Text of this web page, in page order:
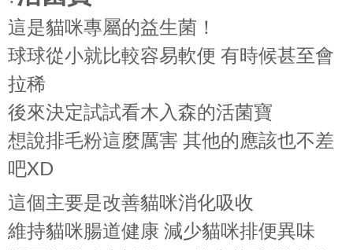
這是貓咪專屬的益生菌！
球球從小就比較容易軟便 有時候甚至會
拉稀
後來決定試試看木入森的活菌寶
想說排毛粉這麼厲害 其他的應該也不差
吧XD
這個主要是改善貓咪消化吸收
維持貓咪腸道健康 減少貓咪排便異味